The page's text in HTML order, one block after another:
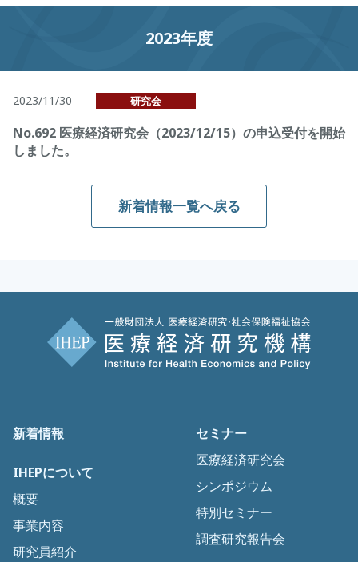
2023年度
2023/11/30 研究会
No.692 医療経済研究会（2023/12/15）の申込受付を開始
しました。
新着情報一覧へ戻る
新着情報
IHEPについて
概要
事業内容
研究員紹介
セミナー
医療経済研究会
シンポジウム
特別セミナー
調査研究報告会